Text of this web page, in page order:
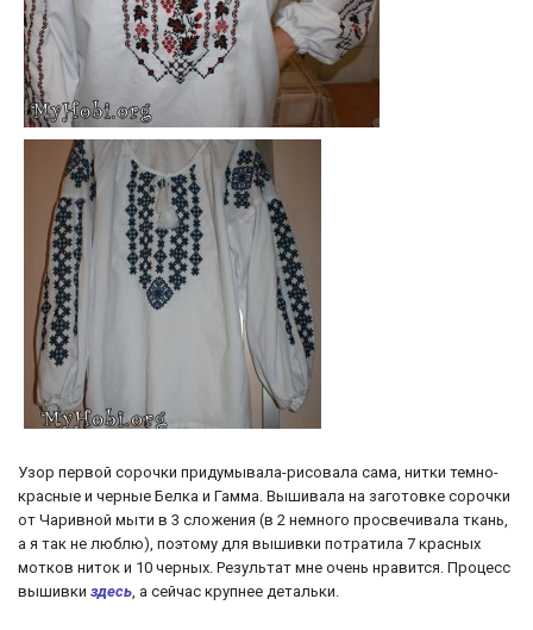
Узор первой сорочки придумывала-рисовала сама, нитки темно-
красные и черные Белка и Гамма. Вышивала на заготовке сорочки
от Чаривной мыти в 3 сложения (в 2 немного просвечивала ткань,
а я так не люблю), поэтому для вышивки потратила 7 красных
мотков ниток и 10 черных. Результат мне очень нравится. Процесс
вышивки здесь, а сейчас крупнее детальки.